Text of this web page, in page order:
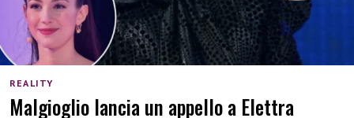
REALITY
Malgioglio lancia un appello a Elettra